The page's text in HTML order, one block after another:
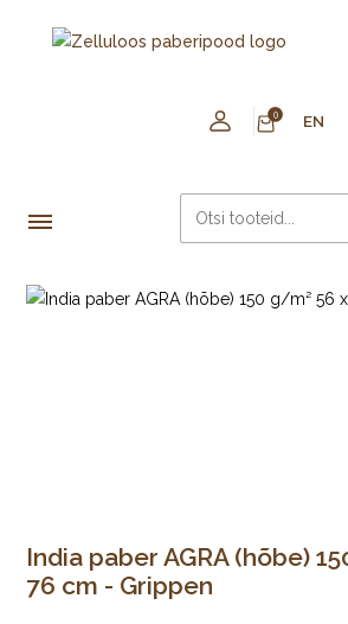
0 EN
India paber AGRA (hõbe)
76 cm - Grippen